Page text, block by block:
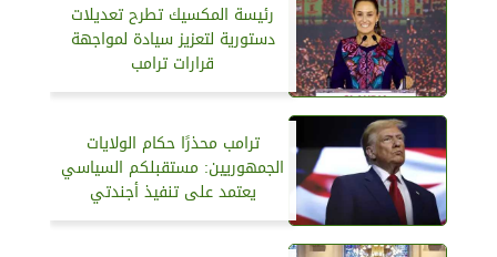
رئيسة المكسيك تطرح تعديلات
دستورية لتعزيز سيادة لمواجهة
قرارات ترامب
ترامب محذرًا حكام الولايات
الجمهوريين: مستقبلكم السياسي
يعتمد على تنفيذ أجندتي